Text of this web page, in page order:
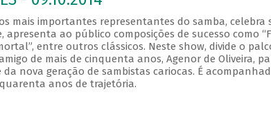
mais importantes representantes do samba, celebra
apresenta ao público composições de sucesso como
entre outros clássicos. Neste show, divide o
de mais de cinquenta anos, Agenor de Oliveira,
nova geração de sambistas cariocas. É
anos de trajetória.